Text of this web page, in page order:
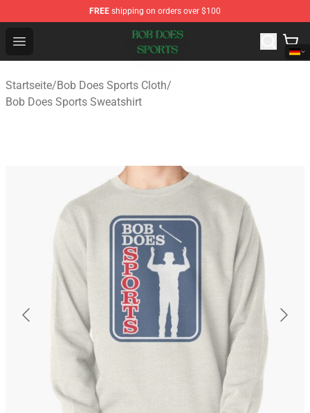
FREE shipping on orders over $100
Open menu
Bob Does Sports Store - Official Bob Does Sports
Startseite/Bob Does Sports Cloth/
Bob Does Sports Sweatshirt